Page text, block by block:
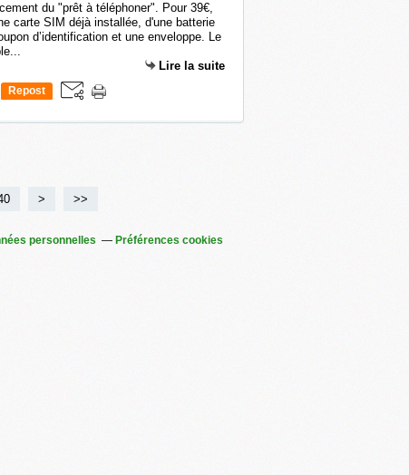
du "prêt à téléphoner". Pour 39€,
carte SIM déjà installée, d'une batterie
d’identification et une enveloppe. Le
Lire la suite
Repost
50
60
> >>
personnelles Préférences cookies